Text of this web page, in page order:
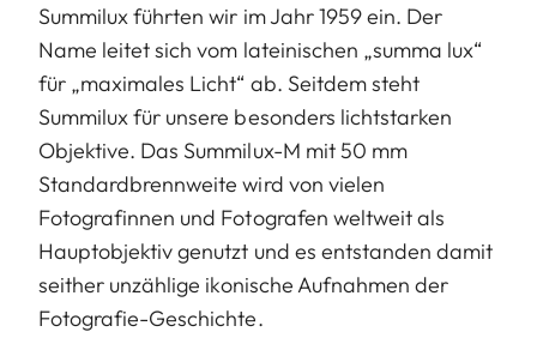
Summilux führten wir im Jahr 1959 ein. Der
Name leitet sich vom lateinischen „summa lux“
für „maximales Licht“ ab. Seitdem steht
Summilux für unsere besonders lichtstarken
Objektive. Das Summilux-M mit 50 mm
Standardbrennweite wird von vielen
Fotografinnen und Fotografen weltweit als
Hauptobjektiv genutzt und es entstanden damit
seither unzählige ikonische Aufnahmen der
Fotografie-Geschichte.